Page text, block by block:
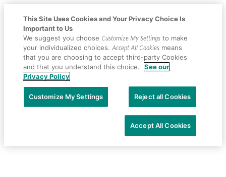
Placeholder
Anchor
Content
Primary
This Site Uses Cookies and Your Privacy Choice Is
Important to Us
We suggest you choose Customize My Settingsto make
your individualized choices. Accept All Cookiesmeans
that you are choosing to accept third-party Cookies
and that you understand this choice.
See our
Privacy Policy
Customize My Settings Reject all Cookies
Accept All Cookies